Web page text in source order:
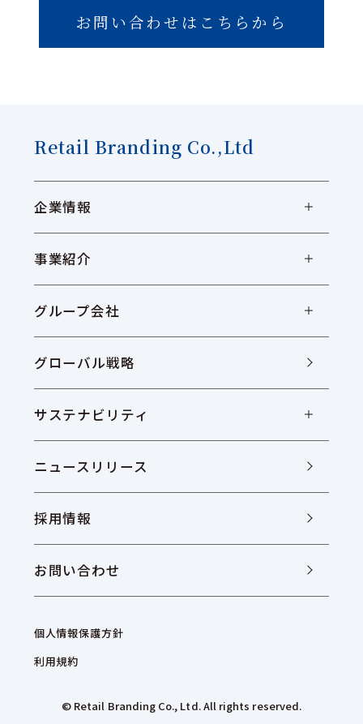
お問い合わせはこちらから
Retail Branding Co.,Ltd
企業情報
事業紹介
グループ会社
グローバル戦略
サステナビリティ
ニュースリリース
採用情報
お問い合わせ
個人情報保護方針
利用規約
© Retail Branding Co., Ltd. All rights reserved.